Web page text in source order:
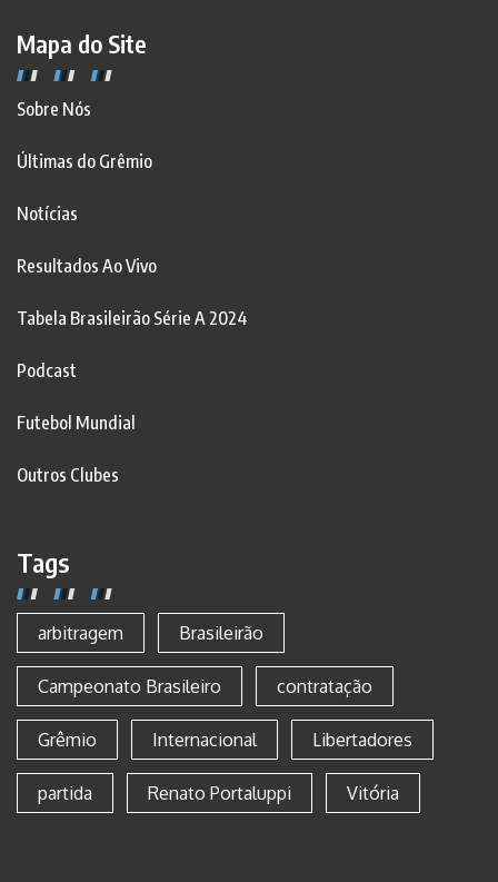
Mapa do Site
Sobre Nós
Últimas do Grêmio
Notícias
Resultados Ao Vivo
Tabela Brasileirão Série A 2024
Podcast
Futebol Mundial
Outros Clubes
Tags
arbitragem Brasileirão
Campeonato Brasileiro contratação
Grêmio Internacional Libertadores
partida Renato Portaluppi Vitória